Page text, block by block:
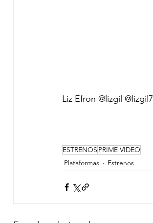
Liz Efron @lizgil @lizgil7
ESTRENOS PRIME VIDEO
Plataformas
Estrenos